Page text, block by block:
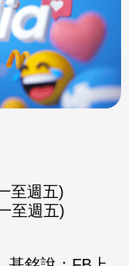
至週五)
至週五)